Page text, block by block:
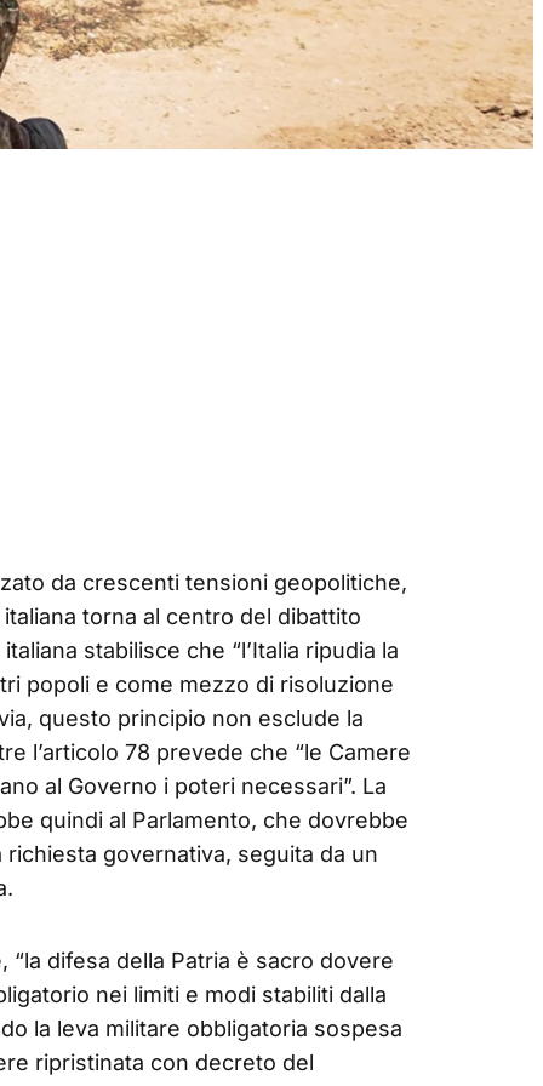
da crescenti tensioni geopolitiche,
torna al centro del dibattito
stabilisce che “l’Italia ripudia la
popoli e come mezzo di risoluzione
questo principio non esclude la
l’articolo 78 prevede che “le Camere
al Governo i poteri necessari”. La
quindi al Parlamento, che dovrebbe
governativa, seguita da un
“la difesa della Patria è sacro dovere
nei limiti e modi stabiliti dalla
la leva militare obbligatoria sospesa
ripristinata con decreto del